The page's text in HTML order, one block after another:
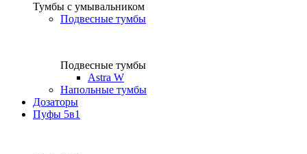
Тумбы с умывальником
Подвесные тумбы
Подвесные тумбы
Astra W
Напольные тумбы
Дозаторы
Пуфы 5в1